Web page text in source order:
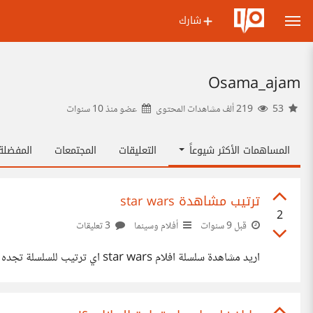
شارك
Osama_ajam
عضو منذ10 سنوات
المساهمات الأكثر شيوعاً التعليقات المجتمعات
2
ترتيب مشاهدة star wars
قبل 9 سنوات أفلام وسينما
اريد مشاهدة سلسلة افلام star wars اي ترتيب للسلسلة تجده افضل ؟ 1- حسب تاريخ العرض 2- الثلاثية الثانية ثم الاولى 3- IV, V, II, III, VI او اي ترتيب اخر